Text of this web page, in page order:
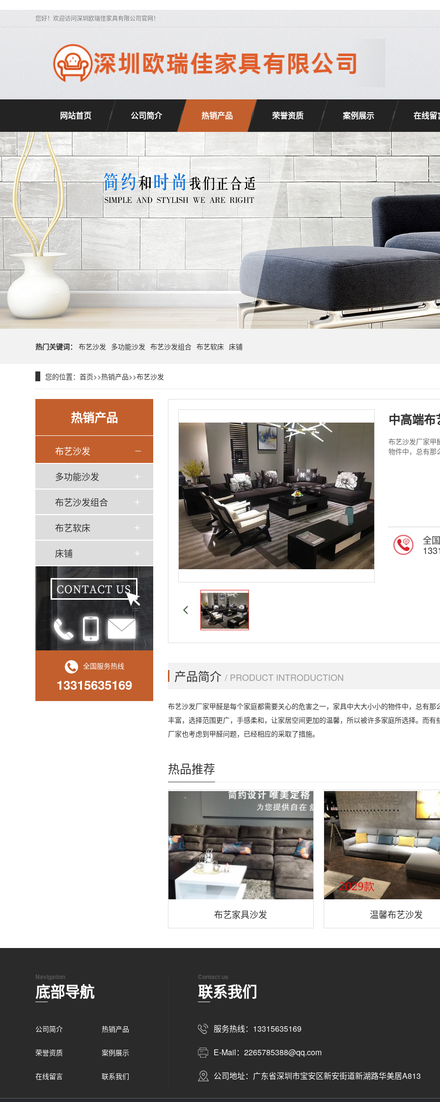
您好！欢迎访问深圳欧瑞佳家具有限公司官网！
网站首页 公司简介 热销产品 荣誉资质 案例展示 在线留
热门关键词： 布艺沙发 多功能沙发 布艺沙发组合 布艺软床 床铺
您的位置： 首页>>热销产品>>布艺沙发
热销产品
布艺沙发
多功能沙发
布艺沙发组合
布艺软床
床铺
全国服务热线
13315635169
中高端布
布艺沙发厂家甲
物件中，总有那
全
产品简介 / PRODUCT INTRODUCTION
布艺沙发厂家甲醛是每个家庭都需要关心的危害之一，家具中大大小小的物件中，总有
丰富，选择范围更广，手感柔和，让家居空间更加的温馨，所以被许多家庭所选择。而
厂家也考虑到甲醛问题，已经相应的采取了措施。
热品推荐
布艺家具沙发 温馨布艺沙发
Navigation
底部导航
公司简介 热销产品
荣誉资质 案例展示
在线留言 联系我们
Contact us
联系我们
服务热线：13315635169
E-Mail：2265785388@qq.com
公司地址：广东省深圳市宝安区新安街道新湖路华美居A813